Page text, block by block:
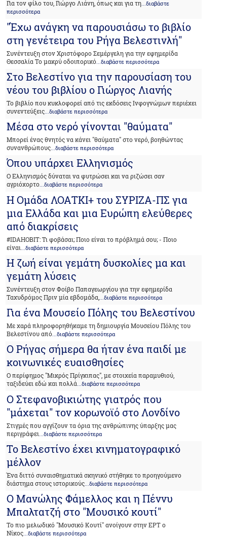
Για τον φίλο του, Γιώργο Λιάνη, όπως και για τη...διαβάστε
περισσότερα
"Έχω ανάγκη να παρουσιάσω το βιβλίο
στη γενέτειρα του Ρήγα Βελεστινλή"
Συνέντευξη στον Χριστόφορο Σεμέργελη για την εφημερίδα
Θεσσαλία Το μακρύ οδοιπορικό ...διαβάστε περισσότερα
Στο Βελεστίνο για την παρουσίαση του
νέου του βιβλίου ο Γιώργος Λιανής
Το βιβλίο που κυκλοφορεί από τις εκδόσεις Ινφογνώμων περιέχει
συνεντεύξεις...διαβάστε περισσότερα
Μέσα στο νερό γίνονται "θαύματα"
Μπορεί ένας θνητός να κάνει "θαύματα" στο νερό, βοηθώντας
συνανθρώπους...διαβάστε περισσότερα
Όπου υπάρχει Ελληνισμός
Ο Eλληνισμός δύναται να φυτρώσει και να ριζώσει σαν
αγριόχορτο...διαβάστε περισσότερα
Η Ομάδα ΛΟΑΤΚΙ+ του ΣΥΡΙΖΑ-ΠΣ για
μια Ελλάδα και μια Ευρώπη ελεύθερες
από διακρίσεις
#IDAHOBIT: Τι φοβάσαι; Ποιο είναι το πρόβλημά σου; - Ποιο
είναι ...διαβάστε περισσότερα
H ζωή είναι γεμάτη δυσκολίες μα και
γεμάτη λύσεις
Συνέντευξη στον Φοίβο Παπαγεωργίου για την εφημερίδα
Ταχυδρόμος Πριν μία εβδομάδα, ...διαβάστε περισσότερα
Για ένα Μουσείο Πόλης του Βελεστίνου
Με χαρά πληροφορηθήκαμε τη δημιουργία Μουσείου Πόλης του
Βελεστίνου από...διαβάστε περισσότερα
Ο Ρήγας σήμερα θα ήταν ένα παιδί με
κοινωνικές ευαισθησίες
Ο περίφημος "Μικρός Πρίγκιπας", με στοιχεία παραμυθιού,
ταξιδεύει εδώ και πολλά...διαβάστε περισσότερα
Ο Στεφανοβικιώτης γιατρός που
"μάχεται" τον κορωνοϊό στο Λονδίνο
Στιγμές που αγγίζουν τα όρια της ανθρώπινης ύπαρξης μας
περιγράφει ...διαβάστε περισσότερα
Το Βελεστίνο έχει κινηματογραφικό
μέλλον
Ένα διττό συναισθηματικά σκηνικό στήθηκε το προηγούμενο
διάστημα στους ιστορικούς...διαβάστε περισσότερα
Ο Μανώλης Φάμελλος και η Πέννυ
Μπαλτατζή στο "Μουσικό κουτί"
Το πιο μελωδικό "Μουσικό Κουτί" ανοίγουν στην ΕΡΤ ο
Νίκος...διαβάστε περισσότερα